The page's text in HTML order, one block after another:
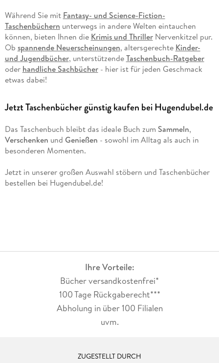
Während Sie mit Fantasy- und Science-Fiction-
Taschenbüchern unterwegs in andere Welten eintauchen
können, bieten Ihnen die Krimis und ThrillerNervenkitzel pur.
Ob spannende Neuerscheinungen, altersgerechte Kinder-
und Jugendbücher, unterstützendeTaschenbuch-Ratgeber
oder handliche Sachbücher- hier ist für jeden Geschmack
etwas dabei!
Jetzt Taschenbücher günstig kaufen bei Hugendubel.de
Das Taschenbuch bleibt das ideale Buch zum Sammeln,
Verschenken und Genießen - sowohl im Alltag als auch in
besonderen Momenten.
Jetzt in unserer großen Auswahl stöbern und Taschenbücher
bestellen bei Hugendubel.de!
Ihre Vorteile:
Bücher versandkostenfrei*
100 Tage Rückgaberecht***
Abholung in über 100 Filialen
uvm.
ZUGESTELLT DURCH